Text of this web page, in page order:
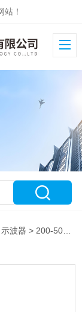
！
示波器 > 200-500MHzYokogawa横河DLM3000系列混合信号示波器